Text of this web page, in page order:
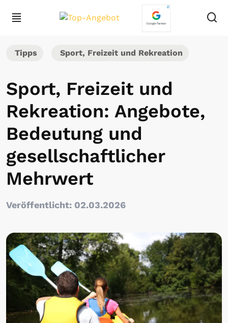
Tipps Sport, Freizeit und Rekreation
Sport, Freizeit und
Rekreation: Angebote,
Bedeutung und
gesellschaftlicher
Mehrwert
Veröffentlicht: 02.03.2026